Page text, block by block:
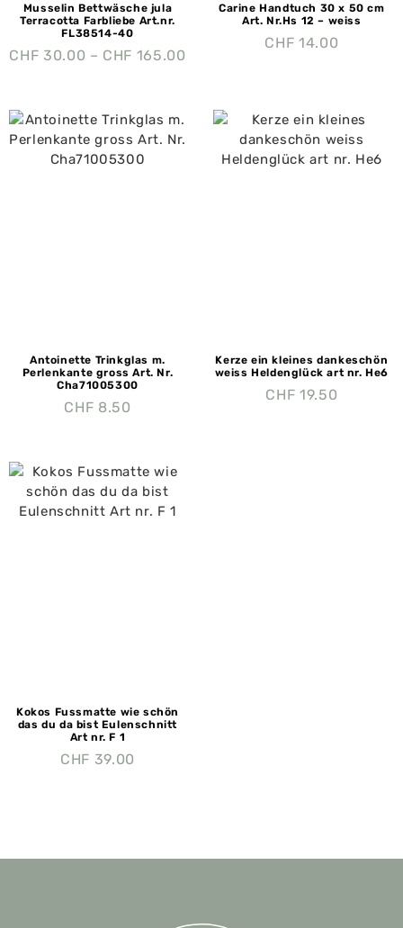
Musselin Bettwäsche jula
Terracotta Farbliebe Art.nr.
FL38514-40
CHF 30.00 – CHF 165.00
Carine Handtuch 30 x 50 cm
Art. Nr.Hs 12 – weiss
CHF 14.00
Antoinette Trinkglas m.
Perlenkante gross Art. Nr.
Cha71005300
CHF 8.50
Kerze ein kleines dankeschön
weiss Heldenglück art nr. He6
CHF 19.50
Kokos Fussmatte wie schön
das du da bist Eulenschnitt
Art nr. F 1
CHF 39.00